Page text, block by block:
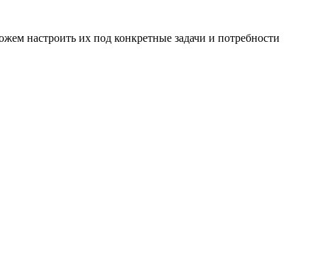
настроить их под конкретные задачи и потребности